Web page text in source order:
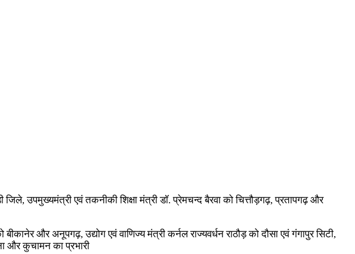
उपमुख्यमंत्री एवं तकनीकी शिक्षा मंत्री डॉ. प्रेमचन्द बैरवा को चित्तौड़गढ़, प्रतापगढ़ और
और अनूपगढ़, उद्योग एवं वाणिज्य मंत्री कर्नल राज्यवर्धन राठौड़ को दौसा एवं गंगापुर सिटी,
और कुचामन का प्रभारी